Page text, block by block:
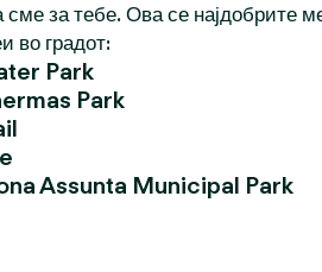
сме за тебе. Ова се најдобрите
во градот:
Park
Park
Assunta Municipal Park